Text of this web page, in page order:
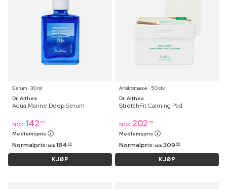
Serum ⋅ 30 ml
Dr. Althea
Aqua Marine Deep Serum
NOK 142 95
Medlemspris
Normalpris: NOK 184 95
KJØP
Ansiktsmaske ⋅ 50 stk
Dr. Althea
StretchFit Calming Pad
NOK 202 95
Medlemspris
Normalpris: NOK 309 95
KJØP